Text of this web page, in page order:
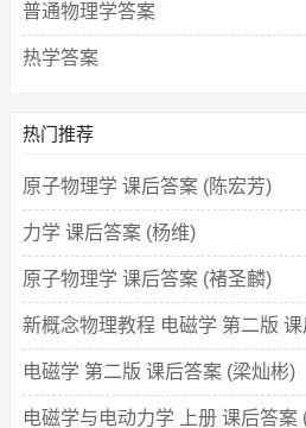
普通物理学答案
热学答案
热门推荐
原子物理学 课后答案 (陈宏芳)
力学 课后答案 (杨维)
原子物理学 课后答案 (褚圣麟)
新概念物理教程 电磁学 第二版
电磁学 第二版 课后答案 (梁灿彬)
电磁学与电动力学 上册 课后答案